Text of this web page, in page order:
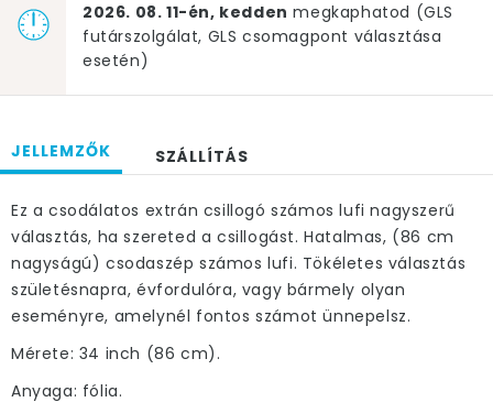
2026. 08. 11-én, kedden megkaphatod (GLS
futárszolgálat, GLS csomagpont választása
esetén)
JELLEMZŐK SZÁLLÍTÁS
Ez a csodálatos extrán csillogó számos lufi nagyszerű
választás, ha szereted a csillogást. Hatalmas, (86 cm
nagyságú) csodaszép számos lufi. Tökéletes választás
születésnapra, évfordulóra, vagy bármely olyan
eseményre, amelynél fontos számot ünnepelsz.
Mérete: 34 inch (86 cm).
Anyaga: fólia.